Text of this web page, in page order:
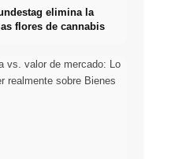
elimina la
flores de cannabis